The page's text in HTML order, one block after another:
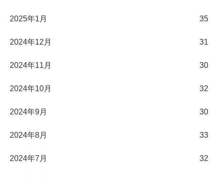
2025年1月 35
2024年12月 31
2024年11月 30
2024年10月 32
2024年9月 30
2024年8月 33
2024年7月 32